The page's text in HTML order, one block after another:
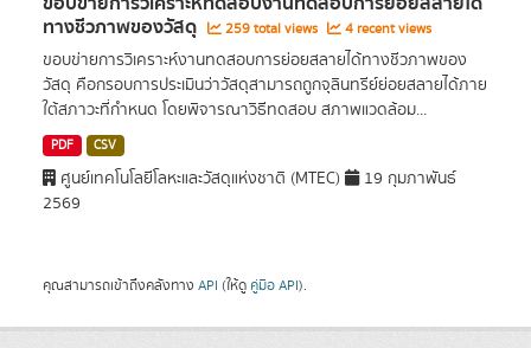
ทางชีวภาพของวัสดุ 259 total views 4 recent views
ขอบข่ายการวิเคราะห์งานทดสอบการย่อยสลายได้ทางชีวภาพของ
วัสดุ คือกรอบการประเมินว่าวัสดุสามารถถูกจุลินทรีย์ย่อยสลายได้ภาย
ใต้สภาวะที่กำหนด โดยพิจารณาวิธีทดสอบ สภาพแวดล้อม...
PDF CSV
ศูนย์เทคโนโลยีโลหะและวัสดุแห่งชาติ (MTEC)
19 กุมภาพันธ์
2569
คุณสามารถเข้าถึงคลังทาง API (ให้ดู คู่มือ API).